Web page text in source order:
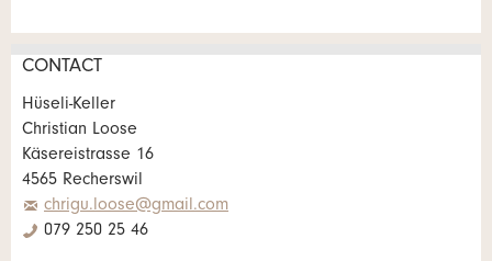
Annonces répréhensibles
Vos commentaires sont grandement appréciés!
Commentaires généraux
Recommander l'annonce
Recommandez cette annonce à des amis.
CONTACT
Hüseli-Keller
Christian Loose
Käsereistrasse 16
4565 Recherswil
chrigu.loose@gmail.com
079 250 25 46